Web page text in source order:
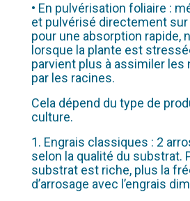
• En pulvérisation foliaire :
et pulvérisé directement
pour une absorption rapide,
lorsque la plante est
parvient plus à assimiler les
par les racines.
Cela dépend du type de
culture.
1. Engrais classiques : 2
selon la qualité du substrat.
substrat est riche, plus la
d’arrosage avec l’engrais